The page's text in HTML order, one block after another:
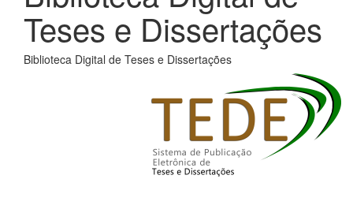
Teses e Dissertações
Biblioteca Digital de Teses e Dissertações